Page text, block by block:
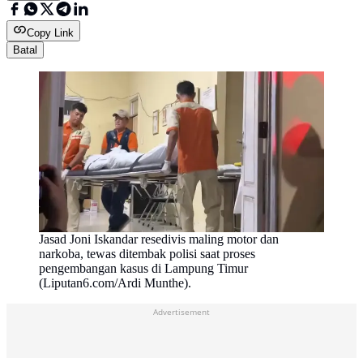
Copy Link
Batal
Jasad Joni Iskandar resedivis maling motor dan
narkoba, tewas ditembak polisi saat proses
pengembangan kasus di Lampung Timur
(Liputan6.com/Ardi Munthe).
Advertisement